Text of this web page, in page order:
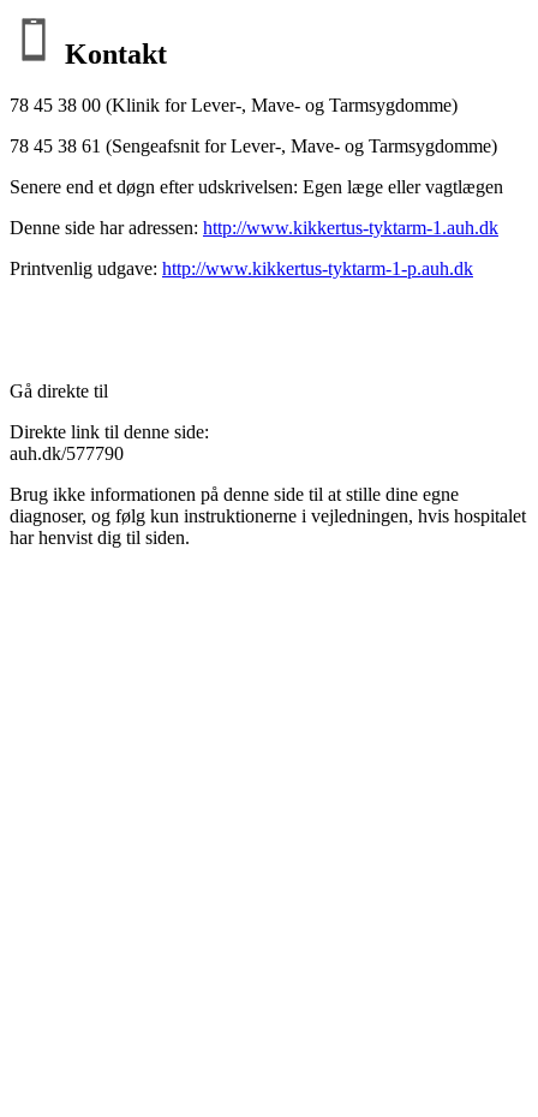
Kontakt
78 45 38 00 (Klinik for Lever-, Mave- og Tarmsygdomme)
78 45 38 61 (Sengeafsnit for Lever-, Mave- og Tarmsygdomme)
Senere end et døgn efter udskrivelsen: Egen læge eller vagtlægen
Denne side har adressen: http://www.kikkertus-tyktarm-1.auh.dk
Printvenlig udgave: http://www.kikkertus-tyktarm-1-p.auh.dk
Gå direkte til
Direkte link til denne side:
auh.dk/577790
Brug ikke informationen på denne side til at stille dine egne
diagnoser, og følg kun instruktionerne i vejledningen, hvis hospitalet
har henvist dig til siden.